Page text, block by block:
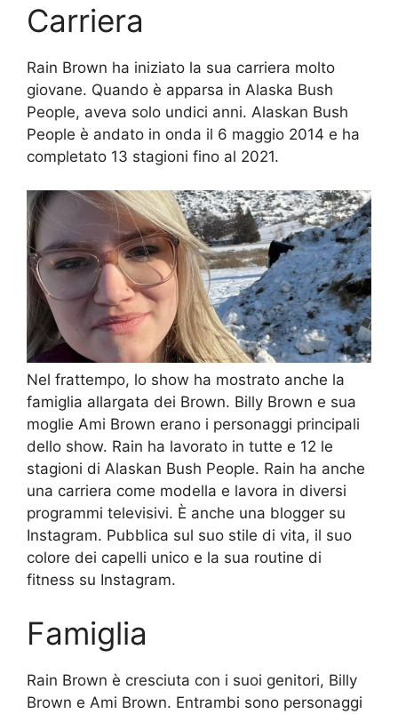
Carriera
Rain Brown ha iniziato la sua carriera molto
giovane. Quando è apparsa in Alaska Bush
People, aveva solo undici anni. Alaskan Bush
People è andato in onda il 6 maggio 2014 e ha
completato 13 stagioni fino al 2021.
Nel frattempo, lo show ha mostrato anche la
famiglia allargata dei Brown. Billy Brown e sua
moglie Ami Brown erano i personaggi principali
dello show. Rain ha lavorato in tutte e 12 le
stagioni di Alaskan Bush People. Rain ha anche
una carriera come modella e lavora in diversi
programmi televisivi. È anche una blogger su
Instagram. Pubblica sul suo stile di vita, il suo
colore dei capelli unico e la sua routine di
fitness su Instagram.
Famiglia
Rain Brown è cresciuta con i suoi genitori, Billy
Brown e Ami Brown. Entrambi sono personaggi